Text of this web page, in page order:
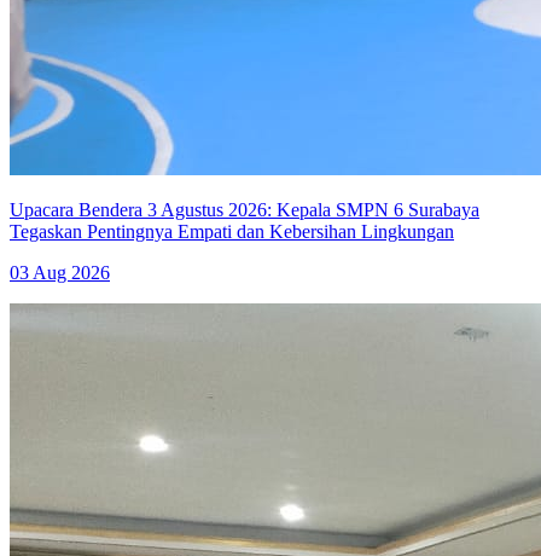
Upacara Bendera 3 Agustus 2026: Kepala SMPN 6 Surabaya
Tegaskan Pentingnya Empati dan Kebersihan Lingkungan
03 Aug 2026